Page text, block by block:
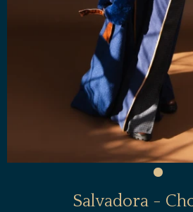
Salvadora -